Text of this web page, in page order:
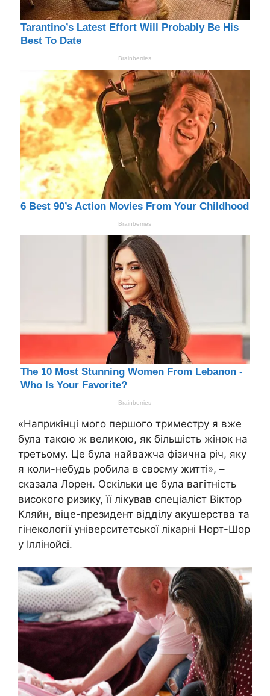
«Наприкінці мого першого триместру я вже
була такою ж великою, як більшість жінок на
третьому. Це була найважча фізична річ, яку
я коли-небудь робила в своєму житті», –
сказала Лорен. Оскільки це була вагітність
високого ризику, її лікував спеціаліст Віктор
Кляйн, віце-президент відділу акушерства та
гінекології університетської лікарні Норт-Шор
у Іллінойсі.